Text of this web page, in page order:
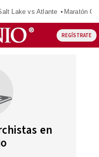
Lake vs Atlante Maratón
REGÍSTRATE
en